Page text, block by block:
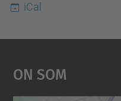
iCal
On Som